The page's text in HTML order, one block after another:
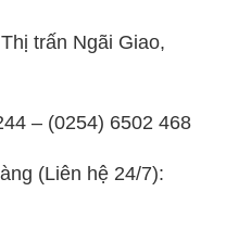
trấn Ngãi Giao,
– (0254) 6502 468
(Liên hệ 24/7):